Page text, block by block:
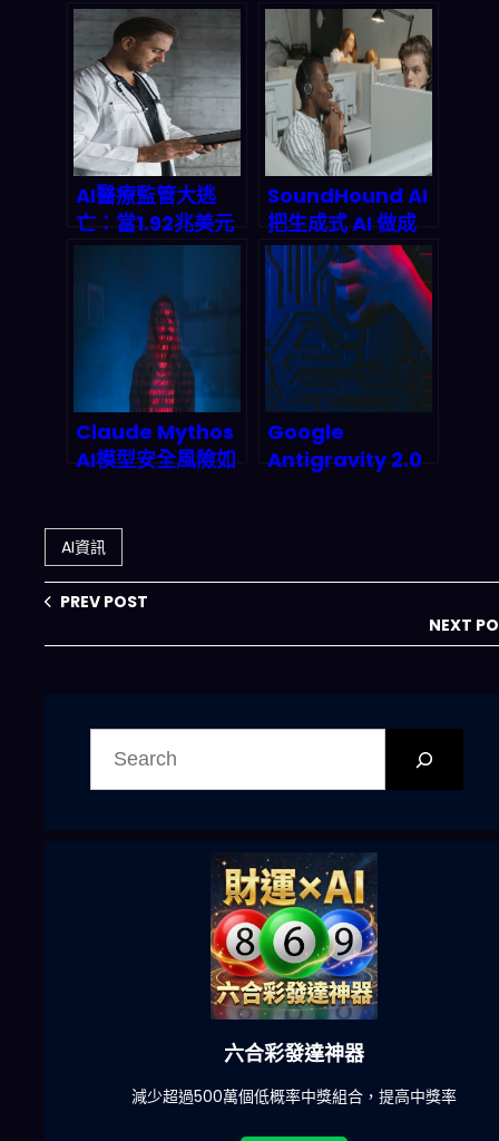
後，我們如何用科
技找回三餐的溫暖
與省錢智慧
場：如何用單一
API Key 把整個網
路變成 AI Agent
的遊樂場？
AI醫療監管大逃
亡：當1.92兆美元
市場撞上法律死胡
同，醫生與算法誰
該為誤診買單？
SoundHound AI
把生成式 AI 做成
「可跑業務」的
Agentic 平台：
2026 通訊與保險
客服自動化下一波
怎麼接
Claude Mythos
AI模型安全風險如
Google
Antigravity 2.0
AI資訊
PREV POST
NEXT
六合彩發達神器
減少超過500萬個低概率中獎組合，提高中獎率